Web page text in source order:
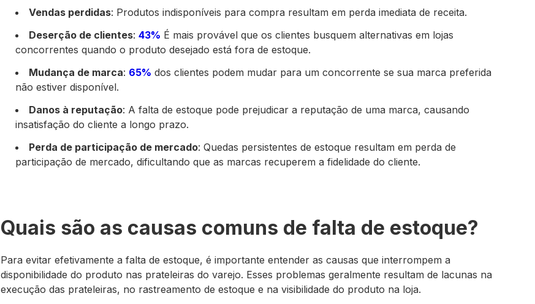
Vendas perdidas: Produtos indisponíveis para compra resultam em perda imediata de receita.
Deserção de clientes: 43% É mais provável que os clientes busquem alternativas em lojas
concorrentes quando o produto desejado está fora de estoque.
Mudança de marca: 65% dos clientes podem mudar para um concorrente se sua marca preferida
não estiver disponível.
Danos à reputação: A falta de estoque pode prejudicar a reputação de uma marca, causando
insatisfação do cliente a longo prazo.
Perda de participação de mercado: Quedas persistentes de estoque resultam em perda de
participação de mercado, dificultando que as marcas recuperem a fidelidade do cliente.
Quais são as causas comuns de falta de estoque?
Para evitar efetivamente a falta de estoque, é importante entender as causas que interrompem a
disponibilidade do produto nas prateleiras do varejo. Esses problemas geralmente resultam de lacunas na
execução das prateleiras, no rastreamento de estoque e na visibilidade do produto na loja.